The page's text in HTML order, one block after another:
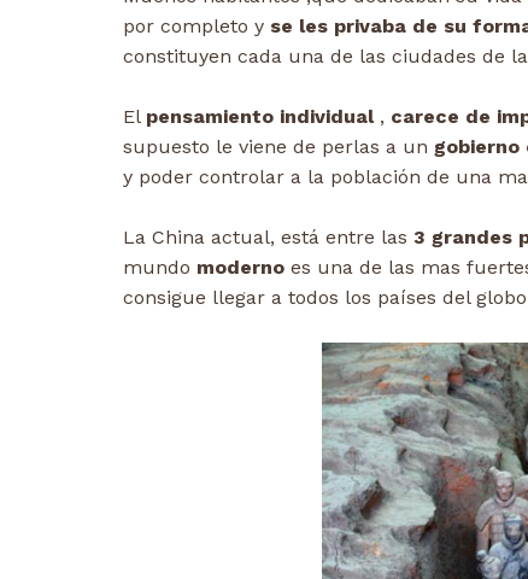
por completo y se les privaba de su
constituyen cada una de las ciudades de
El pensamiento individual, carece de
supuesto le viene de perlas a un
y poder controlar a la población de una
La China actual, está entre las 3 grandes
mundo moderno es una de las mas
consigue llegar a todos los países del